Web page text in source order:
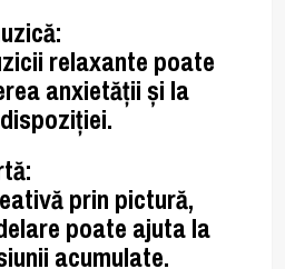
:
relaxante poate
anxietății și la
:
prin pictură,
poate ajuta la
acumulate.